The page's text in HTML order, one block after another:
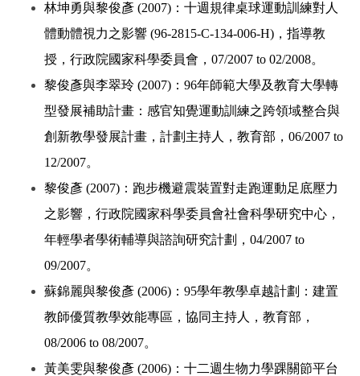
林坤勇與黎俊彥 (2007)：十週規律桌球運動訓練對人
體動體視力之影響 (96-2815-C-134-006-H)，指導教
授，行政院國家科學委員會，07/2007 to 02/2008。
黎俊彥與李翠玲 (2007)：96年師範大學及教育大學轉
型發展補助計畫：感官知覺運動訓練之跨領域整合與
創新教學發展計畫，計劃主持人，教育部，06/2007 to
12/2007。
黎俊彥 (2007)：跑步機避震裝置對走跑運動足底壓力
之影響，行政院國家科學委員會社會科學研究中心，
年輕學者學術輔導與諮詢研究計劃，04/2007 to
09/2007。
蘇錦麗與黎俊彥 (2006)：95學年教學卓越計劃：建置
教師優質教學效能專區，協同主持人，教育部，
08/2006 to 08/2007。
黃美雯與黎俊彥 (2006)：十二週生物力學踝關節平台